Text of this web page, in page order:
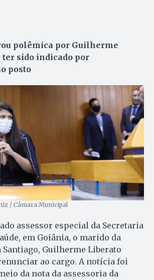
polêmica por Guilherme
ter sido indicado por
posto
/ Câmara Municipal
assessor especial da Secretaria
em Goiânia, o marido da
Santiago, Guilherme Liberato
ao cargo. A notícia foi
da nota da assessoria da